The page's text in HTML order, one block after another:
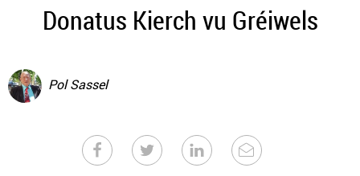
Donatus Kierch vu Gréiwels
Pol Sassel